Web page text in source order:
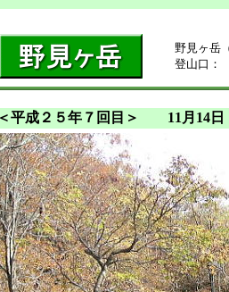
野見ヶ岳
登山口：
＜平成２５年７回目＞ 11月14